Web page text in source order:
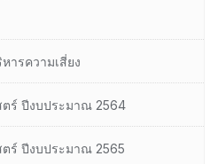
ารความเสี่ยง
ร์ ปีงบประมาณ 2564
ร์ ปีงบประมาณ 2565